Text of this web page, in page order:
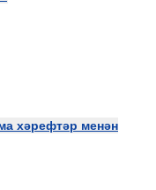
хәрефтәр менән